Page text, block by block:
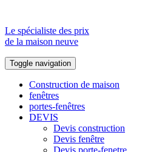
Le spécialiste des prix
de la maison neuve
Toggle navigation
Construction de maison
fenêtres
portes-fenêtres
DEVIS
Devis construction
Devis fenêtre
Devis porte-fenetre